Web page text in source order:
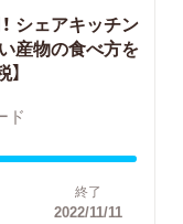
シェアキッチン
産物の食べ方を
ド
終了
2022/11/11